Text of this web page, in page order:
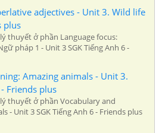
adjectives - Unit 3. Wild life
plus
thuyết ở phần Language focus:
pháp 1 - Unit 3 SGK Tiếng Anh 6 -
Amazing animals - Unit 3.
Friends plus
thuyết ở phần Vocabulary and
- Unit 3 SGK Tiếng Anh 6 - Friends plus